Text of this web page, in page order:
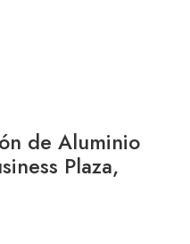
de Aluminio
Plaza,